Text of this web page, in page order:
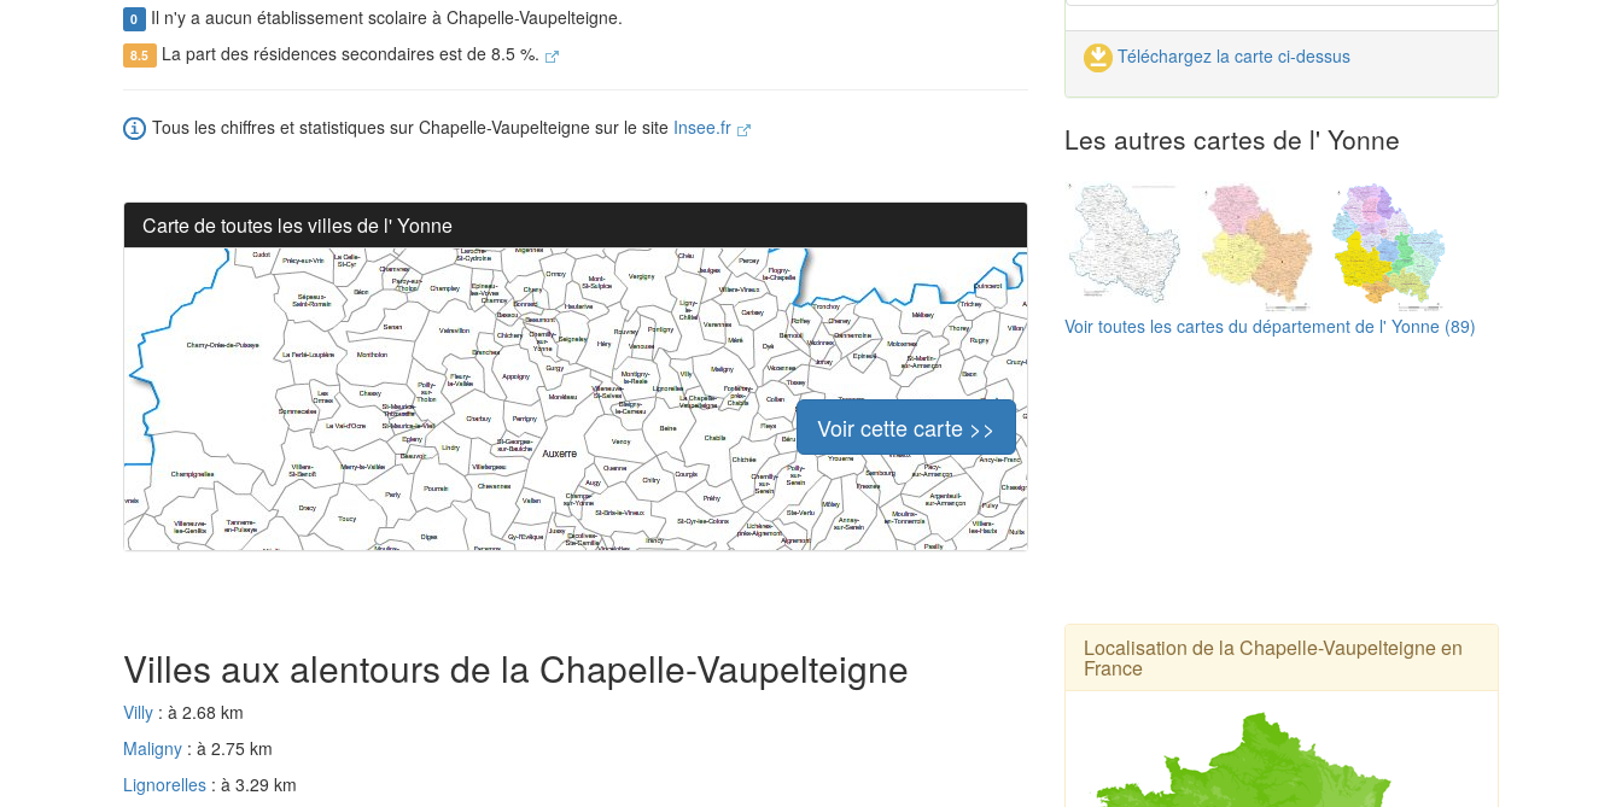
0 Il n'y a aucun établissement scolaire à Chapelle-Vaupelteigne.
8.5 La part des résidences secondaires est de 8.5 %.
Tous les chiffres et statistiques sur Chapelle-Vaupelteigne sur le site Insee.fr
Carte de toutes les villes de l' Yonne
Voir cette carte >>
Téléchargez la carte ci-dessus
Les autres cartes de l' Yonne
Voir toutes les cartes du département de l' Yonne (89)
Villes aux alentours de la Chapelle-Vaupelteigne
Villy : à 2.68 km
Maligny : à 2.75 km
Lignorelles : à 3.29 km
Localisation de la Chapelle-Vaupelteigne en
France